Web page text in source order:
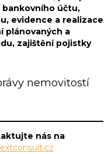
bankovního účtu,
evidence a realizace
plánovaných a
zajištění pojistky
nemovitostí
nás na